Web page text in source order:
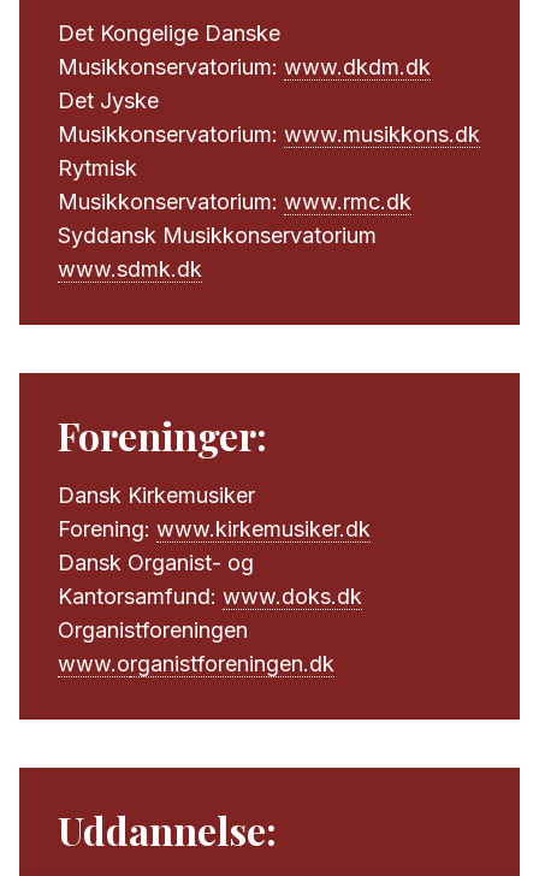
Det Kongelige Danske
Musikkonservatorium: www.dkdm.dk
Det Jyske
Musikkonservatorium: www.musikkons.dk
Rytmisk
Musikkonservatorium: www.rmc.dk
Syddansk Musikkonservatorium
www.sdmk.dk
Foreninger:
Dansk Kirkemusiker
Forening: www.kirkemusiker.dk
Dansk Organist- og
Kantorsamfund: www.doks.dk
Organistforeningen
www.organistforeningen.dk
Uddannelse: